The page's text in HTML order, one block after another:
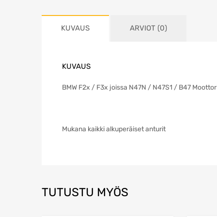
KUVAUS ARVIOT (0)
KUVAUS
BMW F2x / F3x joissa N47N / N47S1 / B47
Mukana kaikki alkuperäiset anturit
TUTUSTU MYÖS